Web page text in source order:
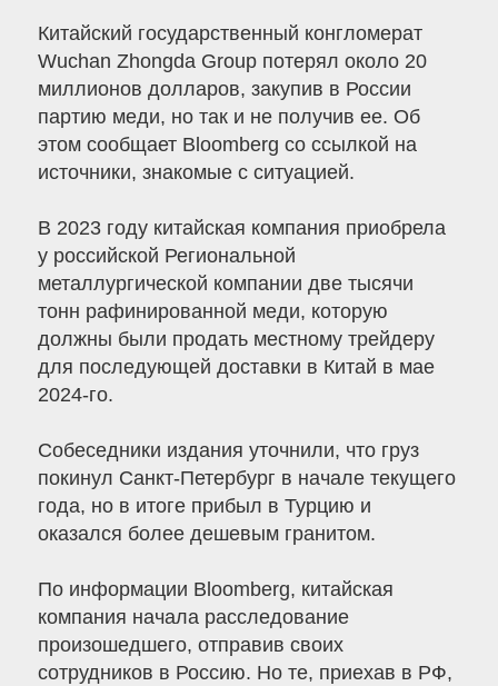
Китайский государственный конгломерат
Wuchan Zhongda Group потерял около 20
миллионов долларов, закупив в России
партию меди, но так и не получив ее. Об
этом сообщает Bloomberg со ссылкой на
источники, знакомые с ситуацией.
В 2023 году китайская компания приобрела
у российской Региональной
металлургической компании две тысячи
тонн рафинированной меди, которую
должны были продать местному трейдеру
для последующей доставки в Китай в мае
2024-го.
Собеседники издания уточнили, что груз
покинул Санкт-Петербург в начале текущего
года, но в итоге прибыл в Турцию и
оказался более дешевым гранитом.
По информации Bloomberg, китайская
компания начала расследование
произошедшего, отправив своих
сотрудников в Россию. Но те, приехав в РФ,